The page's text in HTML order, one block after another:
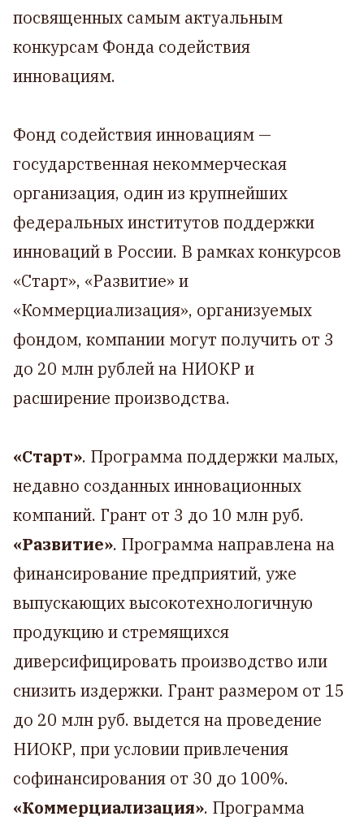
посвященных самым актуальным
конкурсам Фонда содействия
инновациям.
Фонд содействия инновациям —
государственная некоммерческая
организация, один из крупнейших
федеральных институтов поддержки
инноваций в России. В рамках конкурсов
«Старт», «Развитие» и
«Коммерциализация», организуемых
фондом, компании могут получить от 3
до 20 млн рублей на НИОКР и
расширение производства.
«Старт». Программа поддержки малых,
недавно созданных инновационных
компаний. Грант от 3 до 10 млн руб.
«Развитие». Программа направлена на
финансирование предприятий, уже
выпускающих высокотехнологичную
продукцию и стремящихся
диверсифицировать производство или
снизить издержки. Грант размером от 15
до 20 млн руб. выдется на проведение
НИОКР, при условии привлечения
софинансирования от 30 до 100%.
«Коммерциализация». Программа